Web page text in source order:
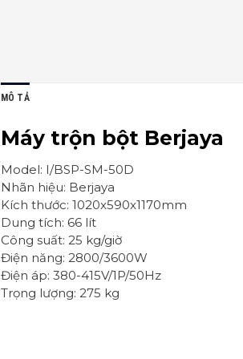
MÔ TẢ
Máy trộn bột Berjaya
Model: I/BSP-SM-50D
Nhãn hiệu: Berjaya
Kích thước: 1020x590x1170mm
Dung tích: 66 lít
Công suất: 25 kg/giờ
Điện năng: 2800/3600W
Điện áp: 380-415V/1P/50Hz
Trọng lượng: 275 kg